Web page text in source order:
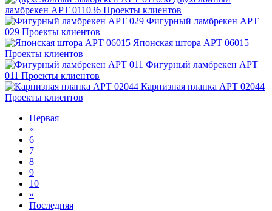
ламбрекен АРТ 011036 Проекты клиентов
Фигурный ламбрекен АРТ
029 Проекты клиентов
Японская штора АРТ 06015
Проекты клиентов
Фигурный ламбрекен АРТ
011 Проекты клиентов
Карнизная планка АРТ 02044
Проекты клиентов
Первая
«
6
7
8
9
10
»
Последняя